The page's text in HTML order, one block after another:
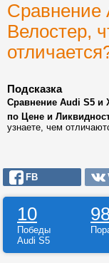
Сравнение
Велостер,
Подсказка
Сравнение Audi S5 и
по Цене и
узнаете, чем
FB
10
Победы
Audi S5